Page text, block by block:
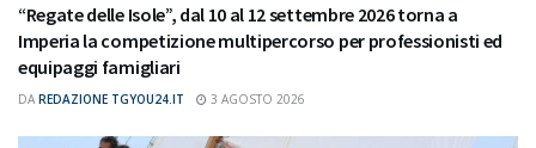
“Regate delle Isole”, dal 10 al 12 settembre 2026 torna a
Imperia la competizione multipercorso per professionisti ed
equipaggi famigliari
DA REDAZIONE TGYOU24.IT 3 AGOSTO 2026